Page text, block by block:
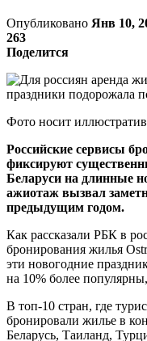
Опубликовано Янв 10,
263
Поделится
Фото носит
Российские сервисы
фиксируют
Беларуси на длинные
ажиотаж вызвал
предыдущим годом.
Как рассказали РБК в
бронирования жилья
эти новогодние
на 10% более
В топ-10 стран, где
бронировали жилье в
Беларусь, Таиланд,